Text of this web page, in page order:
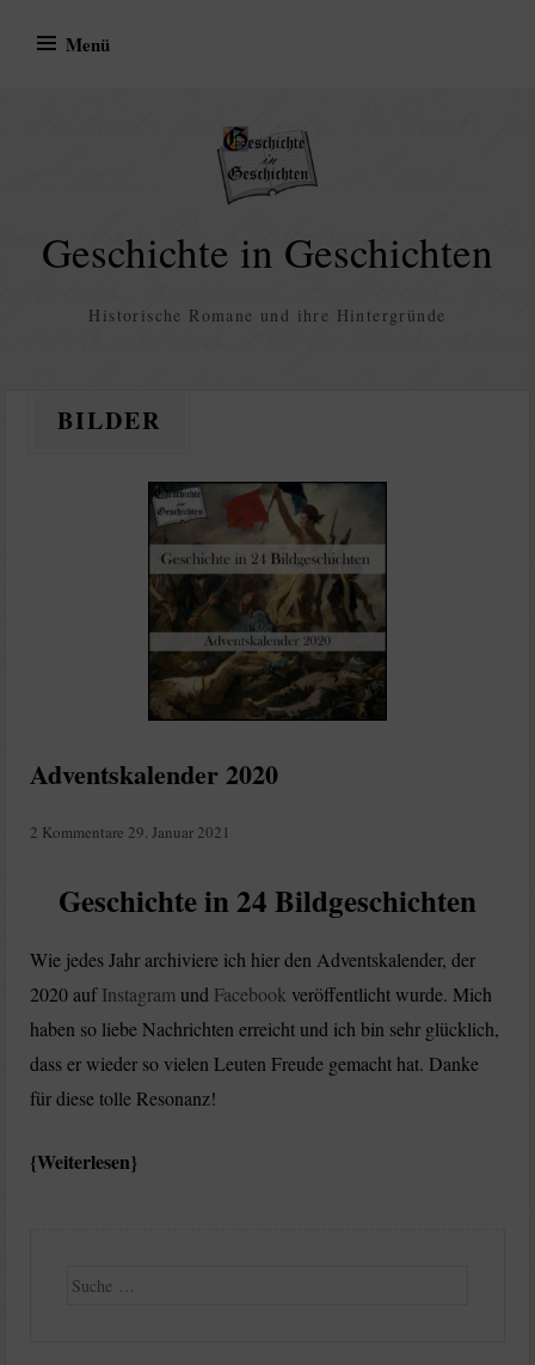
Inhalt
Menü
Geschichte in Geschichten
Historische Romane und ihre Hintergründe
BILDER
Adventskalender 2020
2 Kommentare 29. Januar 2021
Geschichte in 24 Bildgeschichten
Wie jedes Jahr archiviere ich hier den Adventskalender, der
2020 aufInstagram und Facebook veröffentlicht wurde. Mich
haben so liebe Nachrichten erreicht und ich bin sehr glücklich,
dass er wieder so vielen Leuten Freude gemacht hat. Danke
für diese tolle Resonanz! ⁣
Weiterlesen
Suche